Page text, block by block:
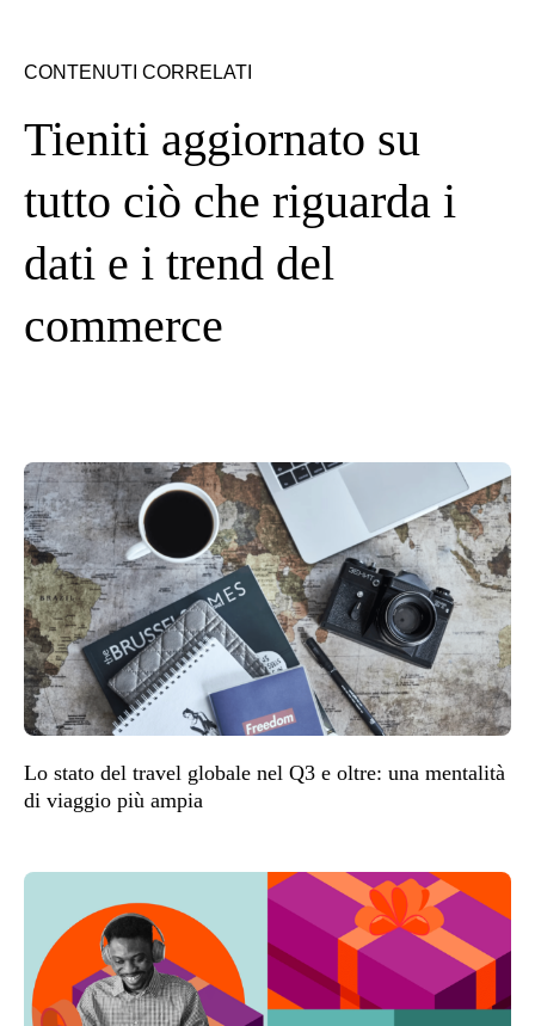
CONTENUTI CORRELATI
Tieniti aggiornato su
tutto ciò che riguarda i
dati e i trend del
commerce
Lo stato del travel globale nel Q3 e oltre: una mentalità
di viaggio più ampia